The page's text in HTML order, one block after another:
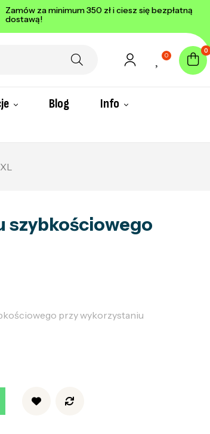
Zamów za minimum 350 zł i ciesz się bezpłatną
dostawą!
0
0
Blog
Info
szybkościowego
przy wykorzystaniu